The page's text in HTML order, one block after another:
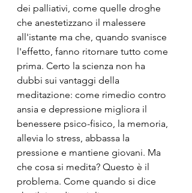
dei palliativi, come quelle droghe
che anestetizzano il malessere
all'istante ma che, quando svanisce
l'effetto, fanno ritornare tutto come
prima. Certo la scienza non ha
dubbi sui vantaggi della
meditazione: come rimedio contro
ansia e depressione migliora il
benessere psico-fisico, la memoria,
allevia lo stress, abbassa la
pressione e mantiene giovani. Ma
che cosa si medita? Questo è il
problema. Come quando si dice